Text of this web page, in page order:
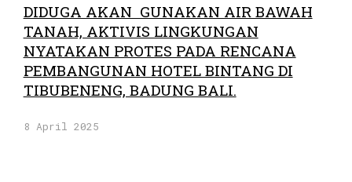
DIDUGA AKAN GUNAKAN AIR BAWAH
TANAH, AKTIVIS LINGKUNGAN
NYATAKAN PROTES PADA RENCANA
PEMBANGUNAN HOTEL BINTANG DI
TIBUBENENG, BADUNG BALI.
8 April 2025